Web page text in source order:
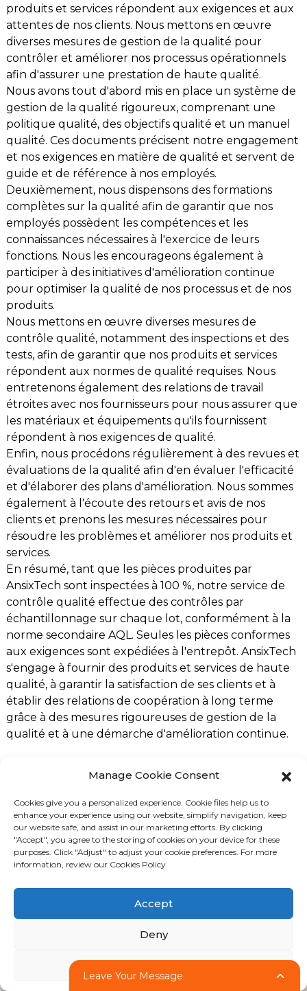
produits et services répondent aux exigences et aux
attentes de nos clients. Nous mettons en œuvre
diverses mesures de gestion de la qualité pour
contrôler et améliorer nos processus opérationnels
afin d'assurer une prestation de haute qualité.
Nous avons tout d'abord mis en place un système de
gestion de la qualité rigoureux, comprenant une
politique qualité, des objectifs qualité et un manuel
qualité. Ces documents précisent notre engagement
et nos exigences en matière de qualité et servent de
guide et de référence à nos employés.
Deuxièmement, nous dispensons des formations
complètes sur la qualité afin de garantir que nos
employés possèdent les compétences et les
connaissances nécessaires à l'exercice de leurs
fonctions. Nous les encourageons également à
participer à des initiatives d'amélioration continue
pour optimiser la qualité de nos processus et de nos
produits.
Nous mettons en œuvre diverses mesures de
contrôle qualité, notamment des inspections et des
tests, afin de garantir que nos produits et services
répondent aux normes de qualité requises. Nous
entretenons également des relations de travail
étroites avec nos fournisseurs pour nous assurer que
les matériaux et équipements qu'ils fournissent
répondent à nos exigences de qualité.
Enfin, nous procédons régulièrement à des revues et
évaluations de la qualité afin d'en évaluer l'efficacité
et d'élaborer des plans d'amélioration. Nous sommes
également à l'écoute des retours et avis de nos
clients et prenons les mesures nécessaires pour
résoudre les problèmes et améliorer nos produits et
services.
En résumé, tant que les pièces produites par
AnsixTech sont inspectées à 100 %, notre service de
contrôle qualité effectue des contrôles par
échantillonnage sur chaque lot, conformément à la
norme secondaire AQL. Seules les pièces conformes
aux exigences sont expédiées à l'entrepôt. AnsixTech
s'engage à fournir des produits et services de haute
qualité, à garantir la satisfaction de ses clients et à
établir des relations de coopération à long terme
grâce à des mesures rigoureuses de gestion de la
qualité et à une démarche d'amélioration continue.
Ansix est un fabricant d'outillage spécialisé dans la R&D, la
conception, la fabrication, la vente et le service après-vente de
260 presses à injecter, d'une capacité allant de 30 à 2 800 tonnes.
Leave Your Message
Manage Cookie Consent
Cookies give you a personalized experience. Cookie files help us to
enhance your experience using our website, simplify navigation, keep
our website safe, and assist in our marketing efforts. By clicking
"Accept", you agree to the storing of cookies on your device for these
purposes. Click "Adjust" to adjust your cookie preferences. For more
information, review our Cookies Policy.
Accept
Deny